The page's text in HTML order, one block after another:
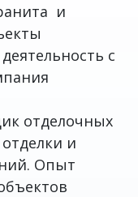
и
с
отделочных
и
Опыт